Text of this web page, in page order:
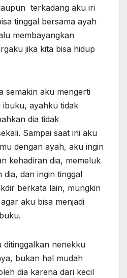
terkadang aku iri
tinggal bersama ayah
membayangkan
jika kita bisa hidup
semakin aku mengerti
ibuku, ayahku tidak
dia tidak
Sampai saat ini aku
dengan ayah, aku ingin
kehadiran dia, memeluk
dia, dan ingin tinggal
berkata lain, mungkin
aku bisa menjadi
ditinggalkan nenekku
bukan hal mudah
dia karena dari kecil